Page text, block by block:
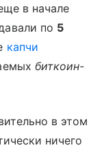
в начале
по 5
капчи
биткоин-
в этом
ничего